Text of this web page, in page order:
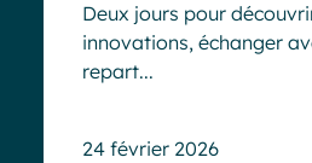
Deux jours pour
innovations, échanger
repart...
24 février 2026